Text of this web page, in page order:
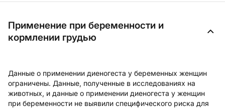
Применение при беременности и
кормлении грудью
Данные о применении диеногеста у беременных женщин
ограничены. Данные, полученные в исследованиях на
животных, и данные о применении диеногеста у женщин
при беременности не выявили специфического риска для